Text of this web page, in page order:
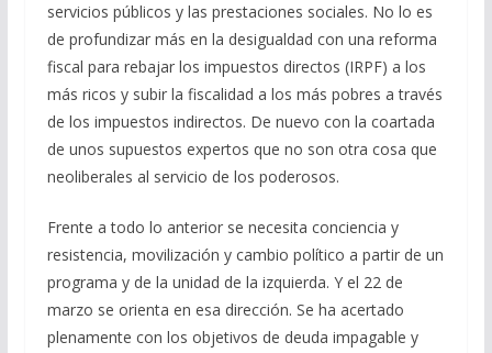
servicios públicos y las prestaciones sociales. No lo es
de profundizar más en la desigualdad con una reforma
fiscal para rebajar los impuestos directos (IRPF) a los
más ricos y subir la fiscalidad a los más pobres a través
de los impuestos indirectos. De nuevo con la coartada
de unos supuestos expertos que no son otra cosa que
neoliberales al servicio de los poderosos.
Frente a todo lo anterior se necesita conciencia y
resistencia, movilización y cambio político a partir de un
programa y de la unidad de la izquierda. Y el 22 de
marzo se orienta en esa dirección. Se ha acertado
plenamente con los objetivos de deuda impagable y